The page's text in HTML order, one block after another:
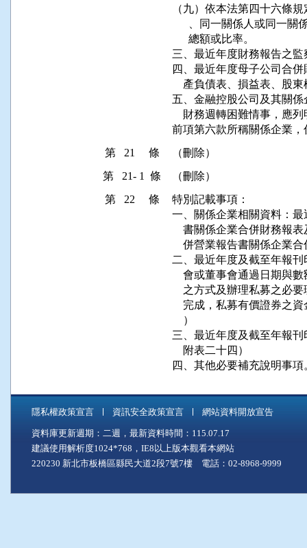
（九）依本法第四十六條
、同一關係人或同一
      總額或比率。
三、最近年度財務報告之
四、最近年度母子公司合
產負債表、損益表、股
五、金融控股公司及其關
財務週轉困難情事，應
前項第六款所稱關係企業
第 21 條
（刪除）
第 21- 1 條
（刪除）
第 22 條
特別記載事項：
一、關係企業相關資料：
書關係企業合併財務報
併營業報告書關係企業
二、最近年度及截至年報
會或董事會通過日期與
之方式及辦理私募之必
完成，私募有價證券之
    ）
三、最近年度及截至年報
    附表二十四）
四、其他必要補充說明事項
隱私權政策宣言 資訊安全政策宣言 網站資料開放宣告
資料庫更新週期：二週，最新資料時間：115.07.17
建議使用解析度1024*768，IE8以上版本觀看本網站
220230 新北市板橋區縣民大道2段7號7樓 電話：02-8968-9999